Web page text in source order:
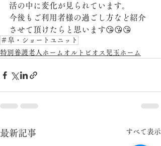
活の中に変化が見られています。
今後もご利用者様の過ごし方など紹介
させて頂けたらと思います😘😘😘
＃皐・ショートユニット
特別養護老人ホームオルトビオス児玉ホーム
最新記事 すべて表示